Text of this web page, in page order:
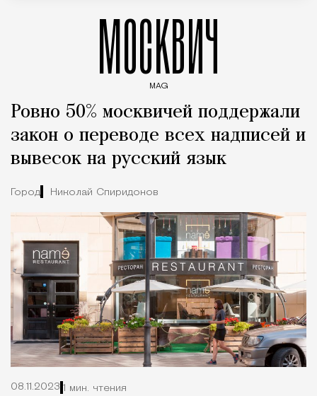
МОСКВИЧ
MAG
Ровно 50% москвичей поддержали
закон о переводе всех надписей и
вывесок на русский язык
Город Николай Спиридонов
08.11.2023 1 мин. чтения